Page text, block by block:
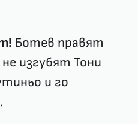
Ботев правят
изгубят Тони
и го